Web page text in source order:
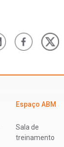
Espaço ABM
Sala de
treinamento